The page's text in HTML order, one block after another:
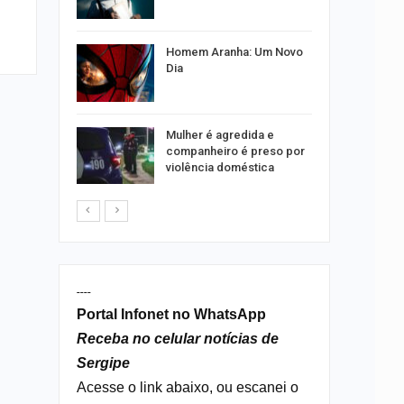
Homem Aranha: Um Novo
Dia
Mulher é agredida e
companheiro é preso por
violência doméstica
----
Portal Infonet no WhatsApp
Receba no celular notícias de
Sergipe
Acesse o link abaixo, ou escanei o